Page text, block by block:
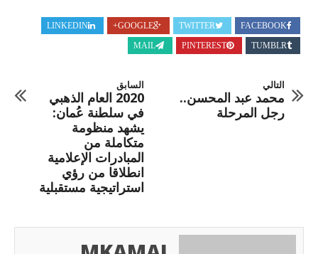
FACEBOOK
TWITTER
GOOGLE+
LINKEDIN
TUMBLR
PINTEREST
MAIL
السابق
2020 العام الذهبي
في سلطنة عُمان:
يشهد منظومة
متكاملة من
المبادرات الإعلامية
انطلاقا من رؤي
استراتيجية مستقبلية
التالي
محمد عبد المحسن..
رجل المرحلة